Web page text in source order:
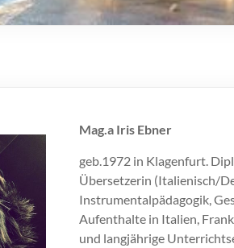
Mag.a Iris Ebner
geb.1972 in Klagenfurt.
Übersetzerin (Italienisch/
Instrumentalpädagogik,
Aufenthalte in Italien,
und langjährige